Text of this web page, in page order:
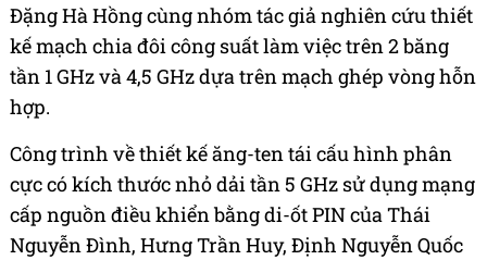
Đặng Hà Hồng cùng nhóm tác giả nghiên cứu thiết
kế mạch chia đôi công suất làm việc trên 2 băng
tần 1 GHz và 4,5 GHz dựa trên mạch ghép vòng hỗn
hợp.
Công trình về thiết kế ăng-ten tái cấu hình phân
cực có kích thước nhỏ dải tần 5 GHz sử dụng mạng
cấp nguồn điều khiển bằng di-ốt PIN của Thái
Nguyễn Đình, Hưng Trần Huy, Định Nguyễn Quốc